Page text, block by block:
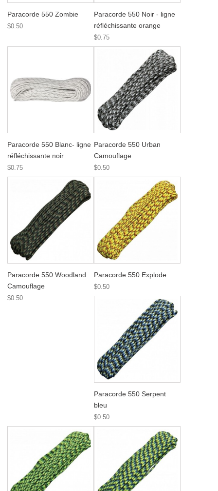
Paracorde 550 Zombie
$0.50
Paracorde 550 Noir - ligne
réfléchissante orange
$0.75
Paracorde 550 Blanc- ligne
réfléchissante noir
$0.75
Paracorde 550 Urban
Camouflage
$0.50
Paracorde 550 Woodland
Camouflage
$0.50
Paracorde 550 Explode
$0.50
Paracorde 550 Serpent
bleu
$0.50